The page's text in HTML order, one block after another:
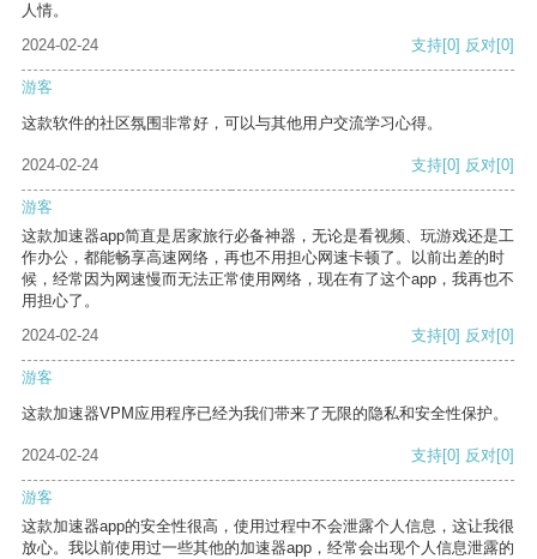
人情。
2024-02-24
支持[0] 反对[0]
游客
这款软件的社区氛围非常好，可以与其他用户交流学习心得。
2024-02-24 支持[0] 反对[0]
游客
这款加速器app简直是居家旅行必备神器，无论是看视频、玩游戏还是工
作办公，都能畅享高速网络，再也不用担心网速卡顿了。以前出差的时
候，经常因为网速慢而无法正常使用网络，现在有了这个app，我再也不
用担心了。
2024-02-24
支持[0] 反对[0]
游客
这款加速器VPM应用程序已经为我们带来了无限的隐私和安全性保护。
2024-02-24 支持[0] 反对[0]
游客
这款加速器app的安全性很高，使用过程中不会泄露个人信息，这让我很
放心。我以前使用过一些其他的加速器app，经常会出现个人信息泄露的